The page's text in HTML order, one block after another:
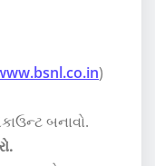
)
બનાવો.